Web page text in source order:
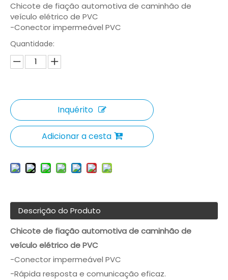
Chicote de fiação automotiva de caminhão de
veículo elétrico de PVC
-Conector impermeável PVC
Quantidade:
Inquérito
Adicionar a cesta
Descrição do Produto
Chicote de fiação automotiva de caminhão de
veículo elétrico de PVC
-Conector impermeável PVC
-Rápida resposta e comunicação eficaz.